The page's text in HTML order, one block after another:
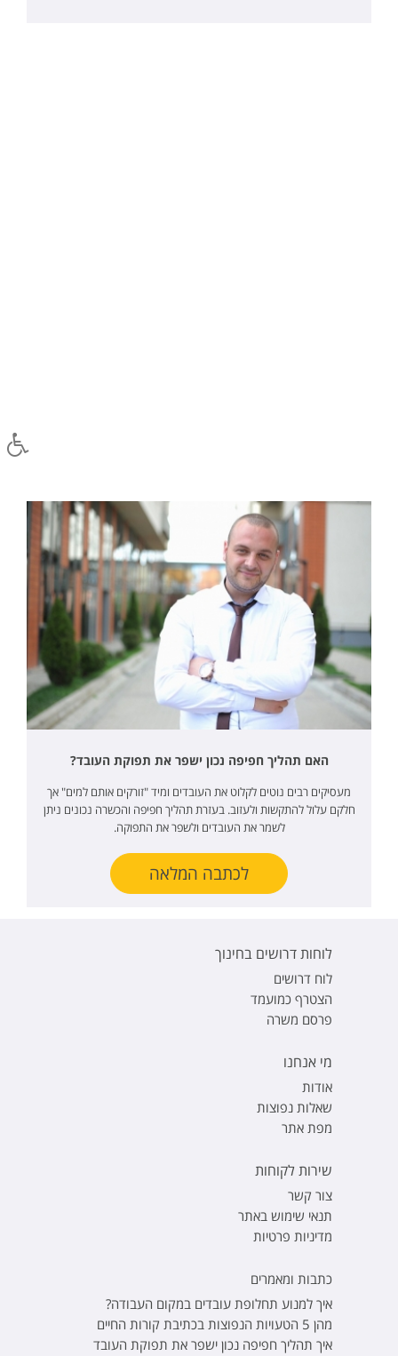
האם תהליך חפיפה נכון ישפר את תפוקת העובד?
מעסיקים רבים נוטים לקלוט את העובדים ומיד "זורקים אותם למים" אך
חלקם עלול להתקשות ולעזוב. בעזרת תהליך חפיפה והכשרה נכונים ניתן
לשמר את העובדים ולשפר את התפוקה.
לכתבה המלאה
לוחות דרושים בחינוך
לוח דרושים
הצטרף כמועמד
פרסם משרה
מי אנחנו
אודות
שאלות נפוצות
מפת אתר
שירות לקוחות
צור קשר
תנאי שימוש באתר
מדיניות פרטיות
כתבות ומאמרים
איך למנוע תחלופת עובדים במקום העבודה?
מהן 5 הטעויות הנפוצות בכתיבת קורות החיים
איך תהליך חפיפה נכון ישפר את תפוקת העובד